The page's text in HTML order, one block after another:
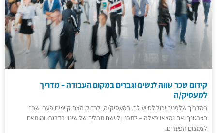
קידום שכר שווה לנשים וגברים במקום העבודה – מדריך
למעסיק/ה
המדריך שלפניך יכול לסייע לך, המעסיק/ה, לבדוק האם קיימים פערי שכר
בארגונך ואם נמצאו כאלה – לתכנן וליישם תהליך של שינוי הדרגתי ומותאם
לצמצום הפערים.